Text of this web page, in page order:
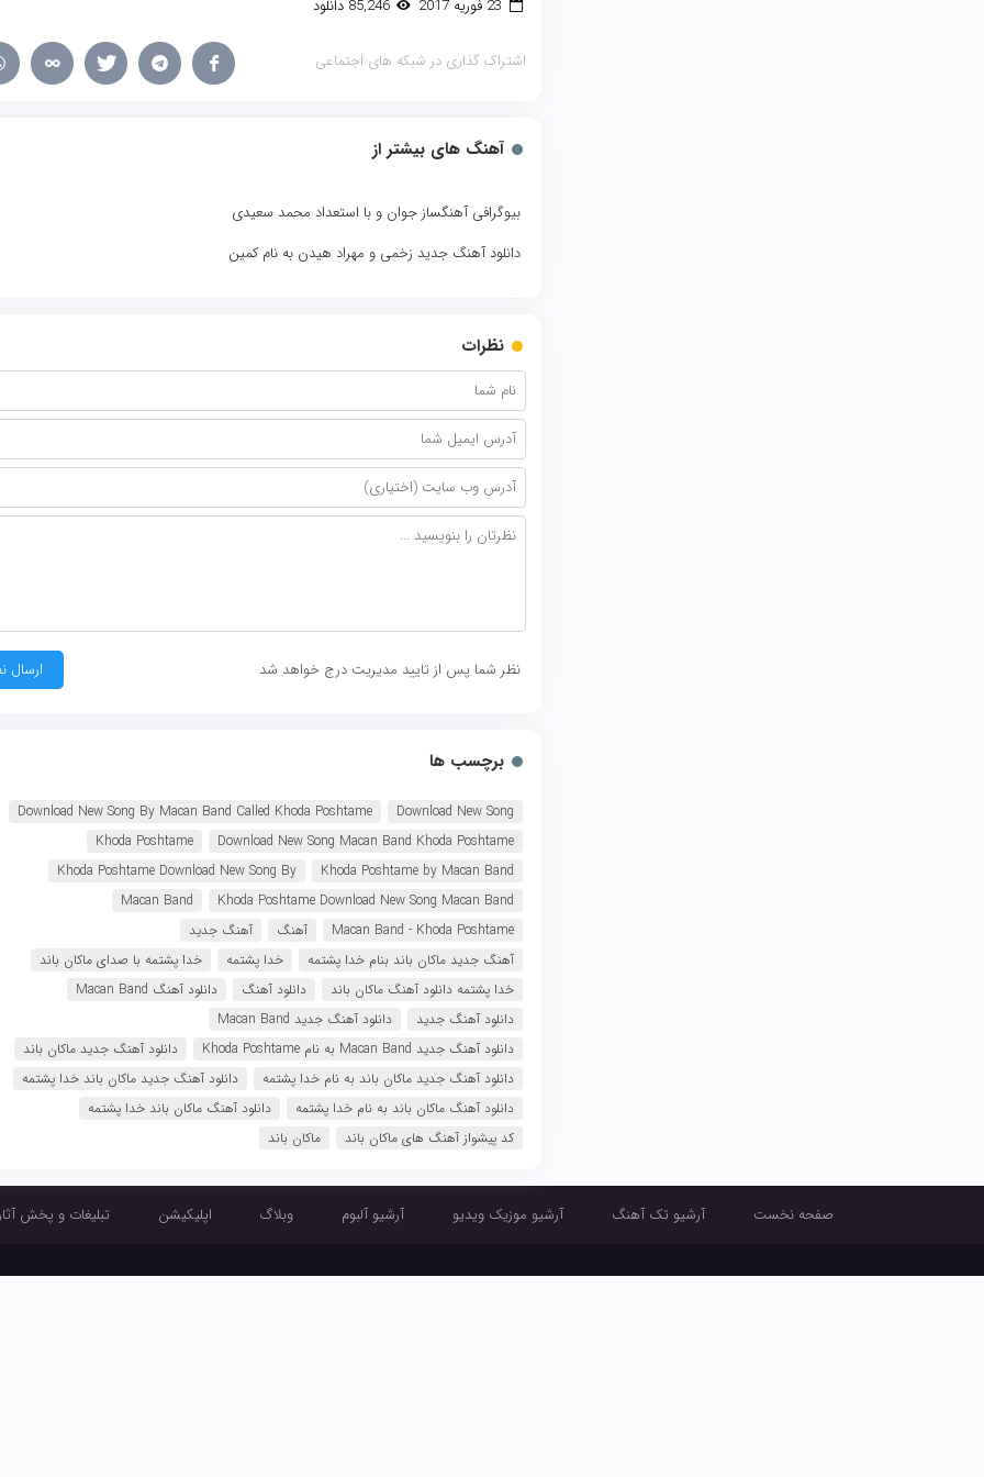
85,246 دانلود
اشتراک گذاری در شبکه های اجتماعی
آهنگ های بیشتر از
بیوگرافی آهنگساز جوان و با استعداد محمد سعیدی
دانلود آهنگ جدید زخمی و مهراد هیدن به نام کمین
نظرات
نظر شما پس از تایید مدیریت درج خواهد شد
برچسب ها
Download New Song
Download New Song By Macan Band Called Khoda Poshtame
Download New Song Macan Band Khoda Poshtame
Khoda Poshtame
Khoda Poshtame by Macan Band
Khoda Poshtame Download New Song By
Khoda Poshtame Download New Song Macan Band
Macan Band
Macan Band - Khoda Poshtame
آهنگ
آهنگ جدید
آهنگ جدید ماکان باند بنام خدا پشتمه
خدا پشتمه
خدا پشتمه با صدای ماکان باند
خدا پشتمه دانلود آهنگ ماکان باند
دانلود آهنگ
دانلود آهنگ Macan Band
دانلود آهنگ جدید
دانلود آهنگ جدید Macan Band
دانلود آهنگ جدید Macan Band به نام Khoda Poshtame
دانلود آهنگ جدید ماکان باند
دانلود آهنگ جدید ماکان باند به نام خدا پشتمه
دانلود آهنگ جدید ماکان باند خدا پشتمه
دانلود آهنگ ماکان باند به نام خدا پشتمه
دانلود آهنگ ماکان باند خدا پشتمه
کد پیشواز آهنگ های ماکان باند
ماکان باند
صفحه نخست آرشیو تک آهنگ آرشیو موزیک ویدیو آرشیو آلبوم وبلاگ اپلیکیشن تبلیغات و پخش